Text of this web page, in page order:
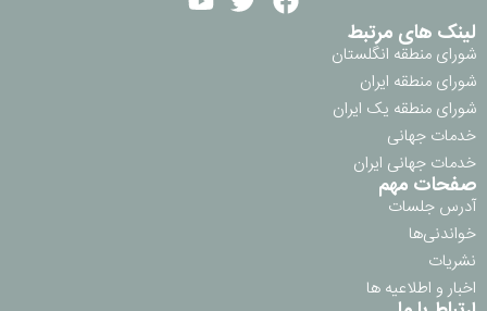
لینک های مرتبط
شورای منطقه انگلستان
شورای منطقه ایران
شورای منطقه یک ایران
خدمات جهانی
خدمات جهانی ایران
صفحات مهم
آدرس جلسات
خواندنی‌ها
نشریات
اخبار و اطلاعیه ها